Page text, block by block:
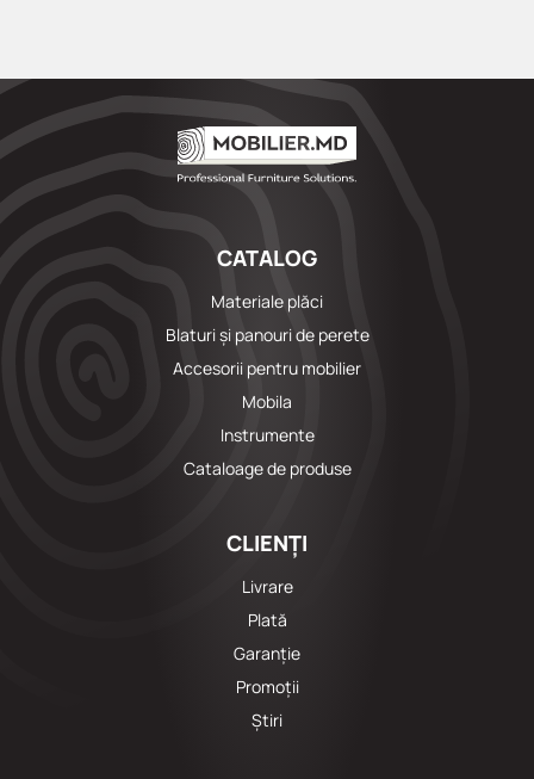
CATALOG
Materiale plăci
Blaturi și panouri de perete
Accesorii pentru mobilier
Mobila
Instrumente
Cataloage de produse
CLIENȚI
Livrare
Plată
Garanție
Promoții
Știri